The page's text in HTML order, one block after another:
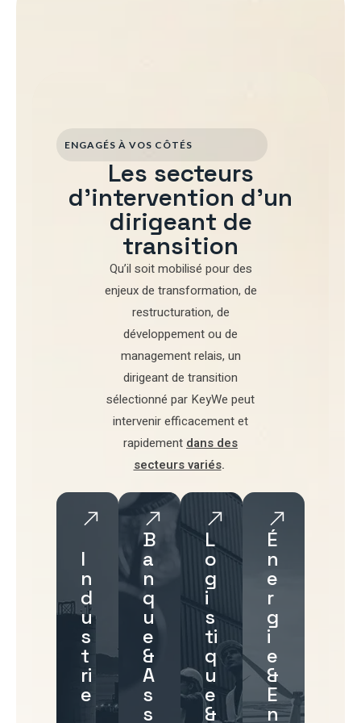
ENGAGÉS À VOS CÔTÉS
Les secteurs
d'intervention d'un
dirigeant de
transition
Qu’il soit mobilisé pourdes
enjeux de transformation, de
restructuration, de
développementou de
management relais, un
dirigeant de transition
sélectionné par KeyWe peut
intervenir efficacement et
rapidement dans des
secteurs variés.
I
n
d
u
s
t
ri
e
B
a
n
q
u
e
&
A
s
s
L
o
g
i
s
ti
q
u
e
&
É
n
e
r
g
i
e
&
E
n